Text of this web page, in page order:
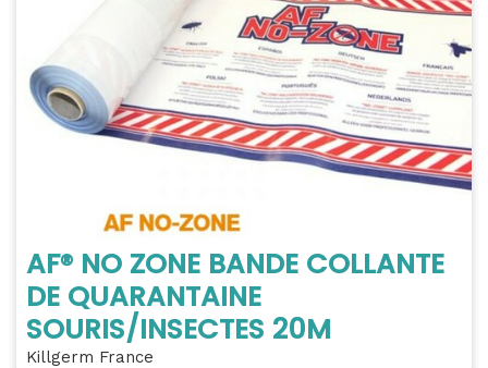
AF® NO ZONE BANDE COLLANTE
DE QUARANTAINE
SOURIS/INSECTES 20M
Killgerm France